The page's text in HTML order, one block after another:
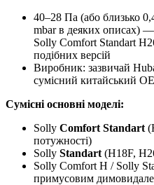
40–28 Па (або близько
mbar в деяких описах) —
Solly Comfort Standart
подібних версій
Виробник: зазвичай
сумісний китайський
Сумісні основні моделі:
Solly Comfort Standart
потужності)
Solly Standart (H18F,
Solly Comfort H / Solly
примусовим